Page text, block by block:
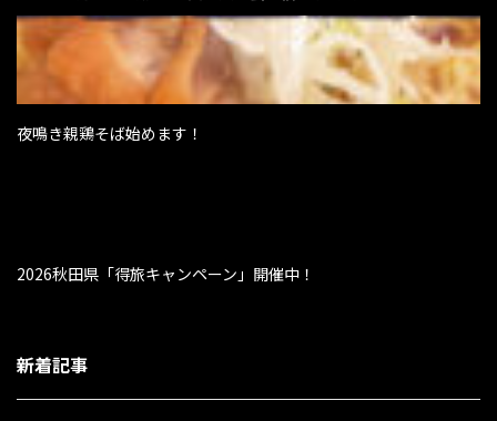
夜鳴き親鶏そば始めます！
2026秋田県「得旅キャンペーン」開催中！
新着記事